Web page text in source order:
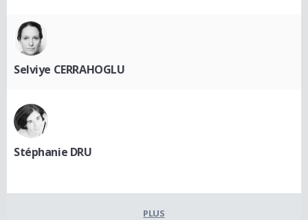
Selviye CERRAHOGLU
Stéphanie DRU
PLUS